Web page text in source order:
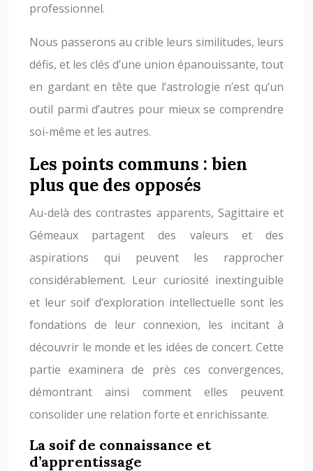
professionnel.
Nous passerons au crible leurs similitudes, leurs
défis, et les clés d’une union épanouissante, tout
en gardant en tête que l’astrologie n’est qu’un
outil parmi d’autres pour mieux se comprendre
soi-même et les autres.
Les points communs : bien
plus que des opposés
Au-delà des contrastes apparents, Sagittaire et
Gémeaux partagent des valeurs et des
aspirations qui peuvent les rapprocher
considérablement. Leur curiosité inextinguible
et leur soif d’exploration intellectuelle sont les
fondations de leur connexion, les incitant à
découvrir le monde et les idées de concert. Cette
partie examinera de près ces convergences,
démontrant ainsi comment elles peuvent
consolider une relation forte et enrichissante.
La soif de connaissance et
d’apprentissage